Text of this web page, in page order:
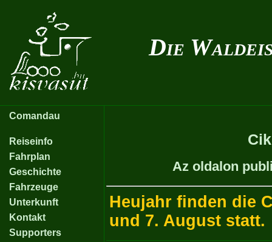
Die
Comandau
Reiseinfo
Fahrplan
Geschichte
Fahrzeuge
Unterkunft
Kontakt
Supporters
Az oldalon
Heujahr finden die
und 7. August statt.